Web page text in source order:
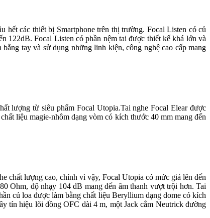
hết các thiết bị Smartphone trên thị trường. Focal Listen có củ
122dB. Focal Listen có phần nệm tai được thiết kế khá lớn và
tay và sử dụng những linh kiện, công nghệ cao cấp mang
lượng từ siêu phẩm Focal Utopia.Tai nghe Focal Elear được
liệu magie-nhôm dạng vòm có kích thước 40 mm mang đến
chất lượng cao, chính vì vậy, Focal Utopia có mức giá lên đến
Ohm, độ nhạy 104 dB mang đến âm thanh vượt trội hơn. Tai
củ loa được làm bằng chất liệu Beryllium dạng dome có kích
tín hiệu lõi đồng OFC dài 4 m, một Jack cắm Neutrick đường